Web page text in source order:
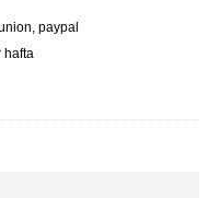
paypal
hafta